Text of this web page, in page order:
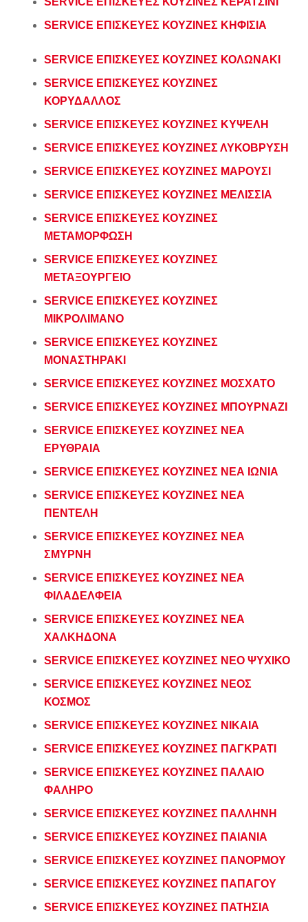
SERVICE ΕΠΙΣΚΕΥΕΣ ΚΟΥΖΙΝΕΣ ΚΗΦΙΣΙΑ
SERVICE ΕΠΙΣΚΕΥΕΣ ΚΟΥΖΙΝΕΣ ΚΟΛΩΝΑΚΙ
SERVICE ΕΠΙΣΚΕΥΕΣ ΚΟΥΖΙΝΕΣ
ΚΟΡΥΔΑΛΛΟΣ
SERVICE ΕΠΙΣΚΕΥΕΣ ΚΟΥΖΙΝΕΣ ΚΥΨΕΛΗ
SERVICE ΕΠΙΣΚΕΥΕΣ ΚΟΥΖΙΝΕΣ ΛΥΚΟΒΡΥΣΗ
SERVICE ΕΠΙΣΚΕΥΕΣ ΚΟΥΖΙΝΕΣ ΜΑΡΟΥΣΙ
SERVICE ΕΠΙΣΚΕΥΕΣ ΚΟΥΖΙΝΕΣ ΜΕΛΙΣΣΙΑ
SERVICE ΕΠΙΣΚΕΥΕΣ ΚΟΥΖΙΝΕΣ
ΜΕΤΑΜΟΡΦΩΣΗ
SERVICE ΕΠΙΣΚΕΥΕΣ ΚΟΥΖΙΝΕΣ
ΜΕΤΑΞΟΥΡΓΕΙΟ
SERVICE ΕΠΙΣΚΕΥΕΣ ΚΟΥΖΙΝΕΣ
ΜΙΚΡΟΛΙΜΑΝΟ
SERVICE ΕΠΙΣΚΕΥΕΣ ΚΟΥΖΙΝΕΣ
ΜΟΝΑΣΤΗΡΑΚΙ
SERVICE ΕΠΙΣΚΕΥΕΣ ΚΟΥΖΙΝΕΣ ΜΟΣΧΑΤΟ
SERVICE ΕΠΙΣΚΕΥΕΣ ΚΟΥΖΙΝΕΣ ΜΠΟΥΡΝΑΖΙ
SERVICE ΕΠΙΣΚΕΥΕΣ ΚΟΥΖΙΝΕΣ ΝΕΑ
ΕΡΥΘΡΑΙΑ
SERVICE ΕΠΙΣΚΕΥΕΣ ΚΟΥΖΙΝΕΣ ΝΕΑ ΙΩΝΙΑ
SERVICE ΕΠΙΣΚΕΥΕΣ ΚΟΥΖΙΝΕΣ ΝΕΑ
ΠΕΝΤΕΛΗ
SERVICE ΕΠΙΣΚΕΥΕΣ ΚΟΥΖΙΝΕΣ ΝΕΑ
ΣΜΥΡΝΗ
SERVICE ΕΠΙΣΚΕΥΕΣ ΚΟΥΖΙΝΕΣ ΝΕΑ
ΦΙΛΑΔΕΛΦΕΙΑ
SERVICE ΕΠΙΣΚΕΥΕΣ ΚΟΥΖΙΝΕΣ ΝΕΑ
ΧΑΛΚΗΔΟΝΑ
SERVICE ΕΠΙΣΚΕΥΕΣ ΚΟΥΖΙΝΕΣ ΝΕΟ ΨΥΧΙΚΟ
SERVICE ΕΠΙΣΚΕΥΕΣ ΚΟΥΖΙΝΕΣ ΝΕΟΣ
ΚΟΣΜΟΣ
SERVICE ΕΠΙΣΚΕΥΕΣ ΚΟΥΖΙΝΕΣ ΝΙΚΑΙΑ
SERVICE ΕΠΙΣΚΕΥΕΣ ΚΟΥΖΙΝΕΣ ΠΑΓΚΡΑΤΙ
SERVICE ΕΠΙΣΚΕΥΕΣ ΚΟΥΖΙΝΕΣ ΠΑΛΑΙΟ
ΦΑΛΗΡΟ
SERVICE ΕΠΙΣΚΕΥΕΣ ΚΟΥΖΙΝΕΣ ΠΑΛΛΗΝΗ
SERVICE ΕΠΙΣΚΕΥΕΣ ΚΟΥΖΙΝΕΣ ΠΑΙΑΝΙΑ
SERVICE ΕΠΙΣΚΕΥΕΣ ΚΟΥΖΙΝΕΣ ΠΑΝΟΡΜΟΥ
SERVICE ΕΠΙΣΚΕΥΕΣ ΚΟΥΖΙΝΕΣ ΠΑΠΑΓΟΥ
SERVICE ΕΠΙΣΚΕΥΕΣ ΚΟΥΖΙΝΕΣ ΠΑΤΗΣΙΑ